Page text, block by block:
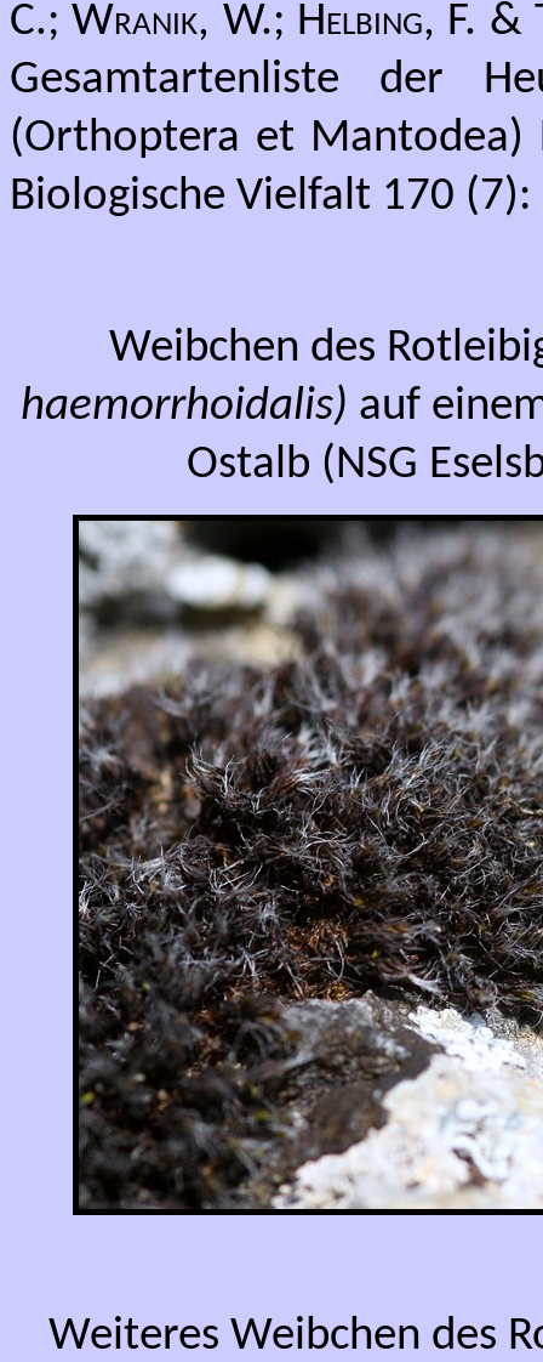
C.; Wranik, W.; Helbing, F. &
Gesamtartenliste der
(Orthoptera et Mantodea)
Biologische Vielfalt 170 (7):
Weibchen des
haemorrhoidalis) auf
Ostalb (NSG
Weiteres Weibchen des